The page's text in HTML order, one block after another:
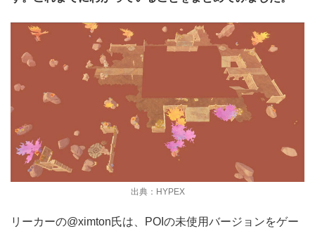
出典：HYPEX
リーカーの@ximton氏は、POIの未使用バージョンをゲー